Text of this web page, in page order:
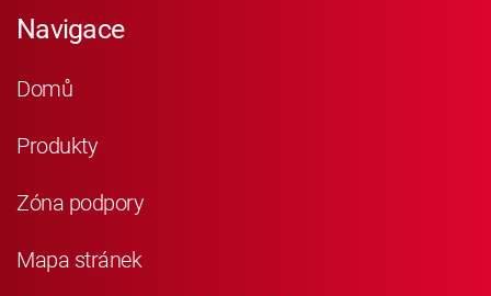
Navigace
Domů
Produkty
Zóna podpory
Mapa stránek